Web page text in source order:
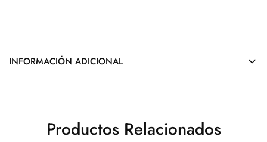
INFORMACIÓN ADICIONAL
Productos Relacionados